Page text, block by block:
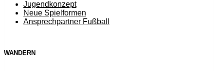
Jugendkonzept
Neue Spielformen
Ansprechpartner Fußball
WANDERN